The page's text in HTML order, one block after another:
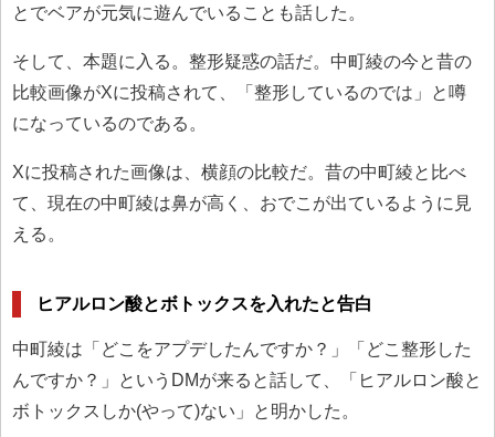
とでベアが元気に遊んでいることも話した。
そして、本題に入る。整形疑惑の話だ。中町綾の今と昔の
比較画像がXに投稿されて、「整形しているのでは」と噂
になっているのである。
Xに投稿された画像は、横顔の比較だ。昔の中町綾と比べ
て、現在の中町綾は鼻が高く、おでこが出ているように見
える。
ヒアルロン酸とボトックスを入れたと告白
中町綾は「どこをアプデしたんですか？」「どこ整形した
んですか？」というDMが来ると話して、「ヒアルロン酸と
ボトックスしか(やって)ない」と明かした。